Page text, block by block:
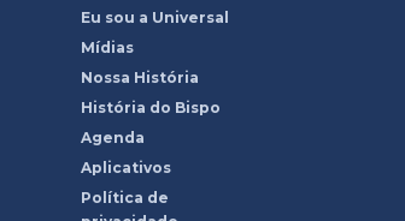
Eu sou a Universal
Mídias
Nossa História
História do Bispo
Agenda
Aplicativos
Política de